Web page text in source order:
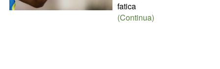
fatica
(Continua)